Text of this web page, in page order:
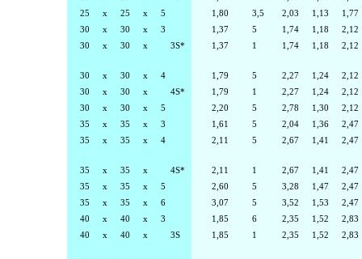
25
x 25 x 5 1,80 3,5 2,03 1,13
1,77
30
x 30 x 3 1,37 5 1,74 1,18
2,12
30
x 30 x 3S* 1,37 1 1,74 1,18 2,12
30 x 30 x 4 1,79 5 2,27 1,24
2,12
30
x 30 x 4S* 1,79 1 2,27 1,24
2,12
30
x 30 x 5 2,20 5 2,78 1,30
2,12
35
x 35 x 3 1,61 5 2,04 1,36
2,47
35
x 35 x 4 2,11 5 2,67 1,41 2,47
35 x 35 x 4S* 2,11 1 2,67 1,41
2,47
35
x 35 x 5 2,60 5 3,28 1,47
2,47
35
x 35 x 6 3,07 5 3,52 1,53
2,47
40
x 40 x 3 1,85 6 2,35 1,52
2,83
40
x 40 x 3S 1,85 1 2,35 1,52 2,83